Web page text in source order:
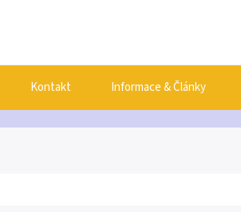
Kontakt Informace & Články